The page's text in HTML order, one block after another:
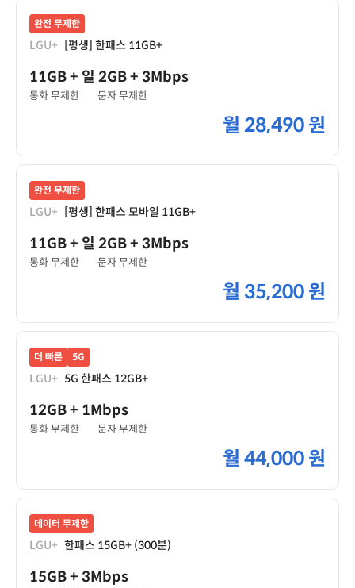
완전 무제한
LGU+ [평생] 한패스 11GB+
11GB+ 일 2GB+ 3Mbps
통화 무제한 문자 무제한
월 28,490 원
완전 무제한
LGU+ [평생] 한패스 모바일 11GB+
11GB+ 일 2GB+ 3Mbps
통화 무제한 문자 무제한
월 35,200 원
더 빠른 5G
LGU+ 5G 한패스 12GB+
12GB+ 1Mbps
통화 무제한 문자 무제한
월 44,000 원
데이터 무제한
LGU+ 한패스 15GB+ (300분)
15GB+ 3Mbps